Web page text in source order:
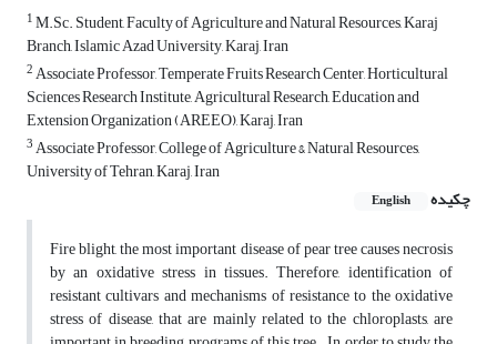
1M.Sc. Student, Faculty of Agriculture and Natural Resources, Karaj
Branch, Islamic Azad University, Karaj, Iran
2Associate Professor, Temperate Fruits Research Center, Horticultural
Sciences Research Institute, Agricultural Research, Education ‎and
Extension Organization (AREEO), Karaj, Iran
3Associate Professor, College of Agriculture & Natural Resources,
University of Tehran, Karaj, Iran‎
چکیده
English
Fire blight, the most important disease of pear tree causes necrosis
by an oxidative stress in tissues. Therefore, identification of
resistant cultivars and mechanisms of resistance to the oxidative
stress of disease, that are mainly related to the chloroplasts, are